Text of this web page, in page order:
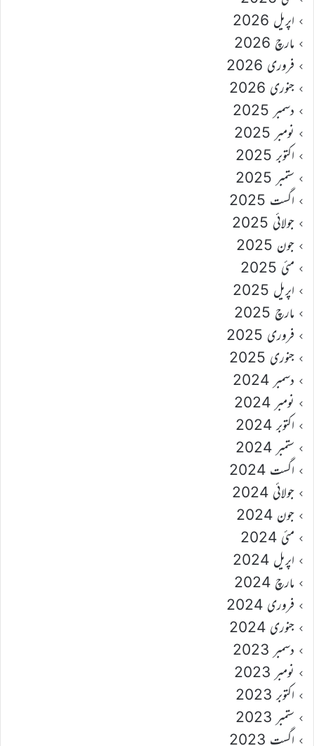
اپریل 2026
مارچ 2026
فروری 2026
جنوری 2026
دسمبر 2025
نومبر 2025
اکتوبر 2025
ستمبر 2025
اگست 2025
جولائی 2025
جون 2025
مئی 2025
اپریل 2025
مارچ 2025
فروری 2025
جنوری 2025
دسمبر 2024
نومبر 2024
اکتوبر 2024
ستمبر 2024
اگست 2024
جولائی 2024
جون 2024
مئی 2024
اپریل 2024
مارچ 2024
فروری 2024
جنوری 2024
دسمبر 2023
نومبر 2023
اکتوبر 2023
ستمبر 2023
اگست 2023